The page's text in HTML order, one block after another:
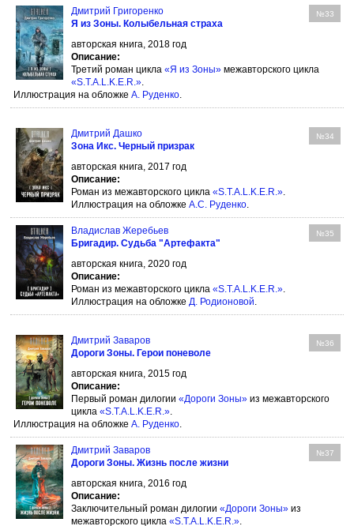
Дмитрий Григоренко №33
Я из Зоны. Колыбельная страха
авторская книга, 2018 год
Описание:
Третий роман цикла «Я из Зоны» межавторского цикла
«S.T.A.L.K.E.R.».
Иллюстрация на обложке А. Руденко.
Дмитрий Дашко №34
Зона Икс. Черный призрак
авторская книга, 2017 год
Описание:
Роман из межавторского цикла «S.T.A.L.K.E.R.».
Иллюстрация на обложке А.С. Руденко.
Владислав Жеребьев №35
Бригадир. Судьба "Артефакта"
авторская книга, 2020 год
Описание:
Роман из межавторского цикла «S.T.A.L.K.E.R.».
Иллюстрация на обложке Д. Родионовой.
Дмитрий Заваров №36
Дороги Зоны. Герои поневоле
авторская книга, 2015 год
Описание:
Первый роман дилогии «Дороги Зоны» из межавторского
цикла «S.T.A.L.K.E.R.».
Иллюстрация на обложке А. Руденко.
Дмитрий Заваров №37
Дороги Зоны. Жизнь после жизни
авторская книга, 2016 год
Описание:
Заключительный роман дилогии «Дороги Зоны» из
межавторского цикла «S.T.A.L.K.E.R.».